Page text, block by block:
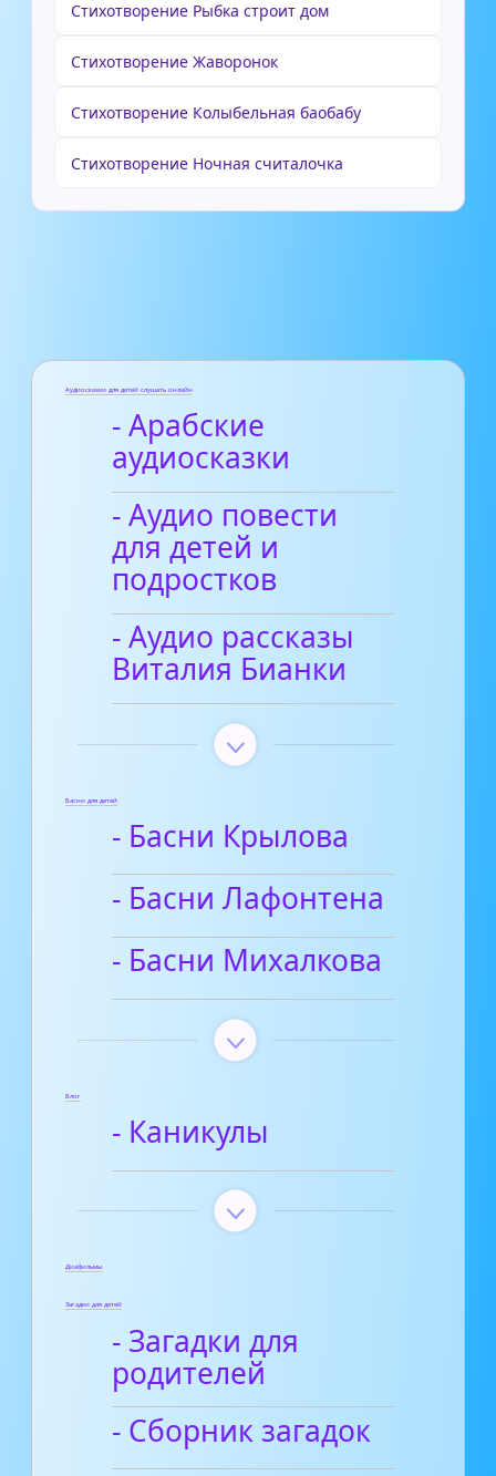
Стихотворение Рыбка строит дом
Стихотворение Жаворонок
Стихотворение Колыбельная баобабу
Стихотворение Ночная считалочка
Аудиосказки для детей слушать онлайн
- Арабские
аудиосказки
- Аудио повести
для детей и
подростков
- Аудио рассказы
Виталия Бианки
Басни для детей
- Басни Крылова
- Басни Лафонтена
- Басни Михалкова
Блог
- Каникулы
Диафильмы
Загадки для детей
- Загадки для
родителей
- Сборник загадок